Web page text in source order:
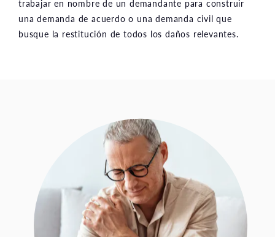
trabajar en nombre de un demandante para construir
una demanda de acuerdo o una demanda civil que
busque la restitución de todos los daños relevantes.